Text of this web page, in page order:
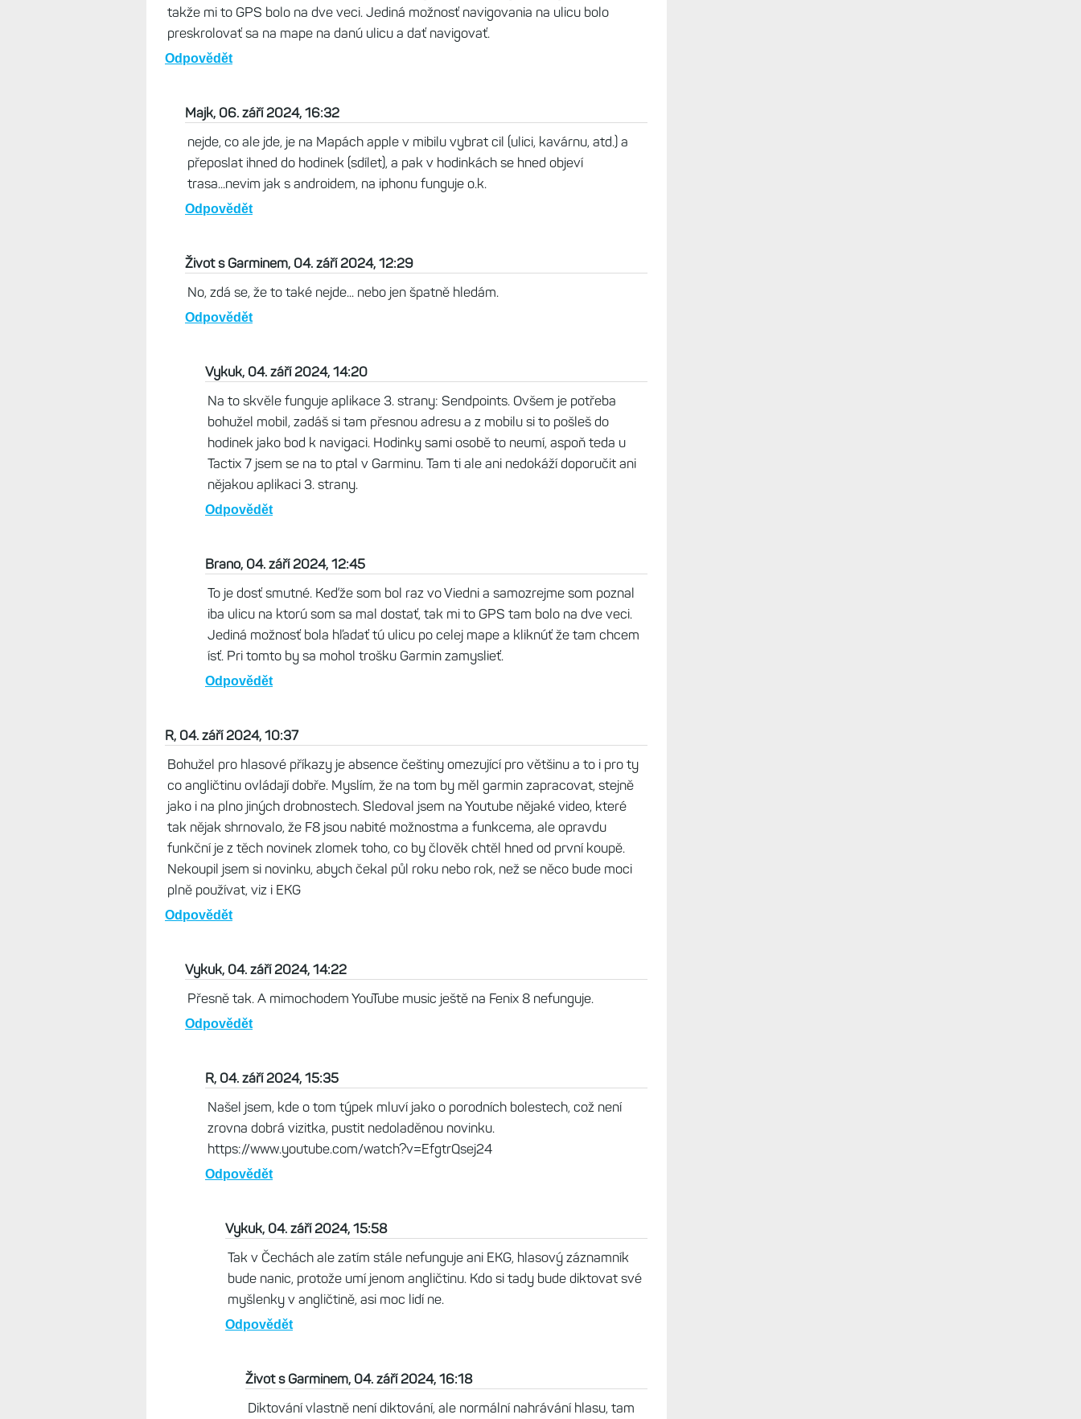
takže mi to GPS bolo na dve veci. Jediná možnosť navigovania na ulicu bolo
preskrolovať sa na mape na danú ulicu a dať navigovať.
Odpovědět
Majk, 06. září 2024, 16:32
nejde, co ale jde, je na Mapách apple v mibilu vybrat cil (ulici, kavárnu, atd.) a
přeposlat ihned do hodinek (sdílet), a pak v hodinkách se hned objeví
trasa...nevim jak s androidem, na iphonu funguje o.k.
Odpovědět
Život s Garminem, 04. září 2024, 12:29
No, zdá se, že to také nejde... nebo jen špatně hledám.
Odpovědět
Vykuk, 04. září 2024, 14:20
Na to skvěle funguje aplikace 3. strany: Sendpoints. Ovšem je potřeba
bohužel mobil, zadáš si tam přesnou adresu a z mobilu si to pošleš do
hodinek jako bod k navigaci. Hodinky sami osobě to neumí, aspoň teda u
Tactix 7 jsem se na to ptal v Garminu. Tam ti ale ani nedokáží doporučit ani
nějakou aplikaci 3. strany.
Odpovědět
Brano, 04. září 2024, 12:45
To je dosť smutné. Keďže som bol raz vo Viedni a samozrejme som poznal
iba ulicu na ktorú som sa mal dostať, tak mi to GPS tam bolo na dve veci.
Jediná možnosť bola hľadať tú ulicu po celej mape a kliknúť že tam chcem
ísť. Pri tomto by sa mohol trošku Garmin zamyslieť.
Odpovědět
R, 04. září 2024, 10:37
Bohužel pro hlasové příkazy je absence češtiny omezující pro většinu a to i pro ty
co angličtinu ovládají dobře. Myslím, že na tom by měl garmin zapracovat, stejně
jako i na plno jiných drobnostech. Sledoval jsem na Youtube nějaké video, které
tak nějak shrnovalo, že F8 jsou nabité možnostma a funkcema, ale opravdu
funkční je z těch novinek zlomek toho, co by člověk chtěl hned od první koupě.
Nekoupil jsem si novinku, abych čekal půl roku nebo rok, než se něco bude moci
plně používat, viz i EKG
Odpovědět
Vykuk, 04. září 2024, 14:22
Přesně tak. A mimochodem YouTube music ještě na Fenix 8 nefunguje.
Odpovědět
R, 04. září 2024, 15:35
Našel jsem, kde o tom týpek mluví jako o porodních bolestech, což není
zrovna dobrá vizitka, pustit nedoladěnou novinku.
https://www.youtube.com/watch?v=EfgtrQsej24
Odpovědět
Vykuk, 04. září 2024, 15:58
Tak v Čechách ale zatím stále nefunguje ani EKG, hlasový záznamník
bude nanic, protože umí jenom angličtinu. Kdo si tady bude diktovat své
myšlenky v angličtině, asi moc lidí ne.
Odpovědět
Život s Garminem, 04. září 2024, 16:18
Diktování vlastně není diktování, ale normální nahrávání hlasu, tam